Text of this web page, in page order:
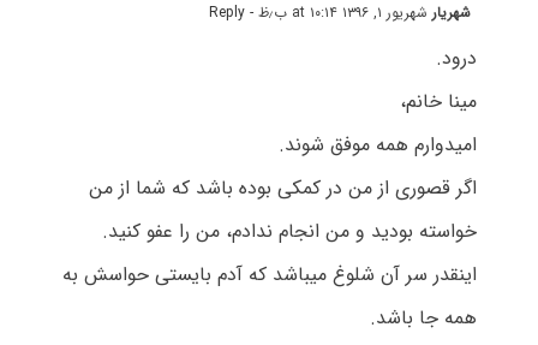
شهریارشهریور ۱, ۱۳۹۶ at ۱۰:۱۴ ب٫ظ - Reply
درود.
مینا خانم،
امیدوارم همه موفق شوند.
اگر قصوری از من در کمکی بوده باشد که شما از من
خواسته بودید و من انجام ندادم، من را عفو کنید.
اینقدر سر آن شلوغ میباشد که آدم بایستی حواسش به
همه جا باشد.